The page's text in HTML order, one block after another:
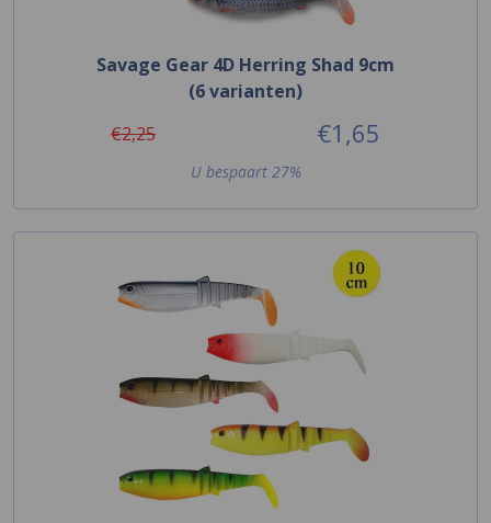
Savage Gear 4D Herring Shad 9cm
(6 varianten)
€2,25
€1,65
U bespaart 27%